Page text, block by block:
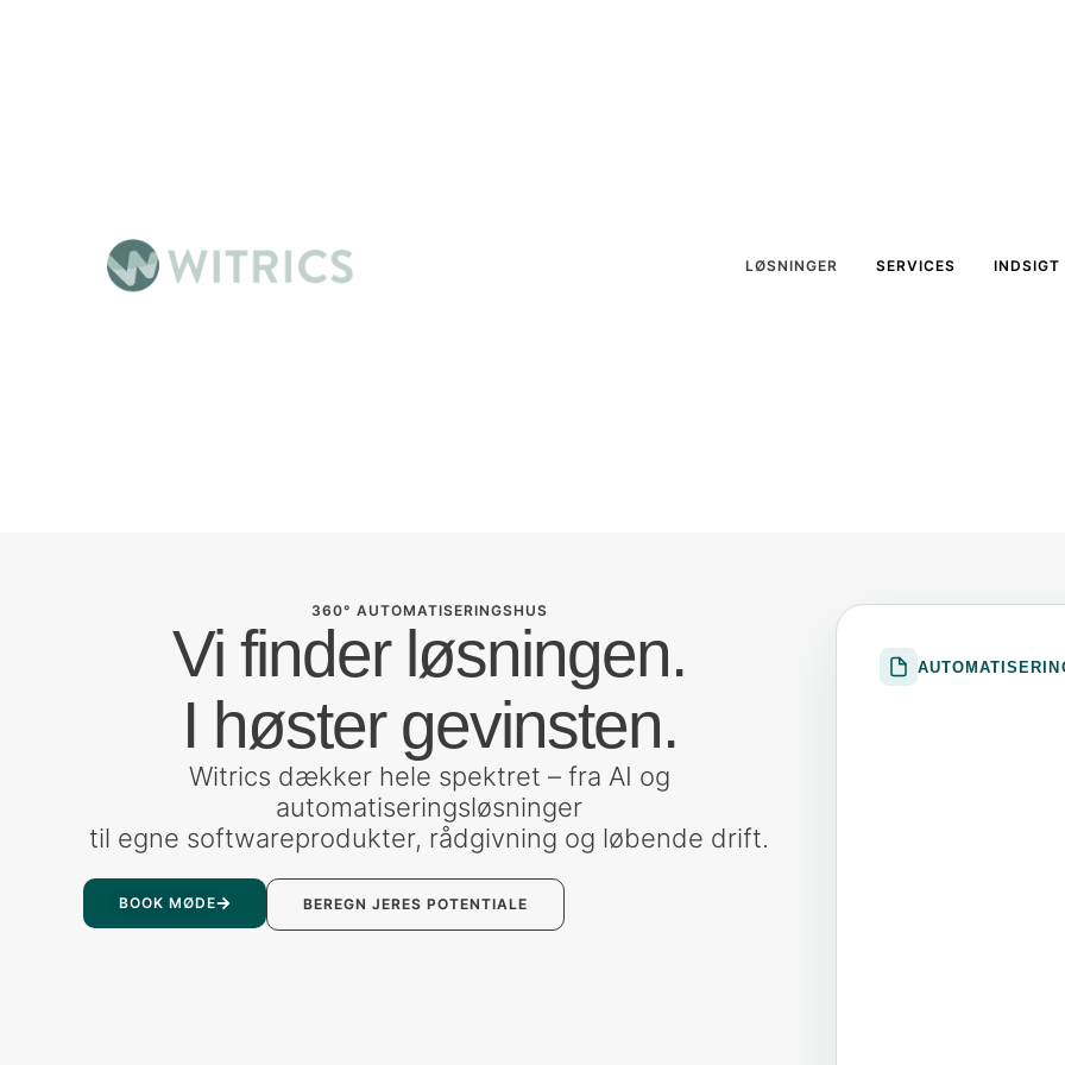
LØSNINGER SERVICES INDSIGT
360° AUTOMATISERINGSHUS
Vi finder løsningen.
I høster gevinsten.
Witrics dækker hele spektret – fra AI og
automatiseringsløsninger
til egne softwareprodukter, rådgivning og løbende drift.
BOOK MØDE BEREGN JERES POTENTIALE